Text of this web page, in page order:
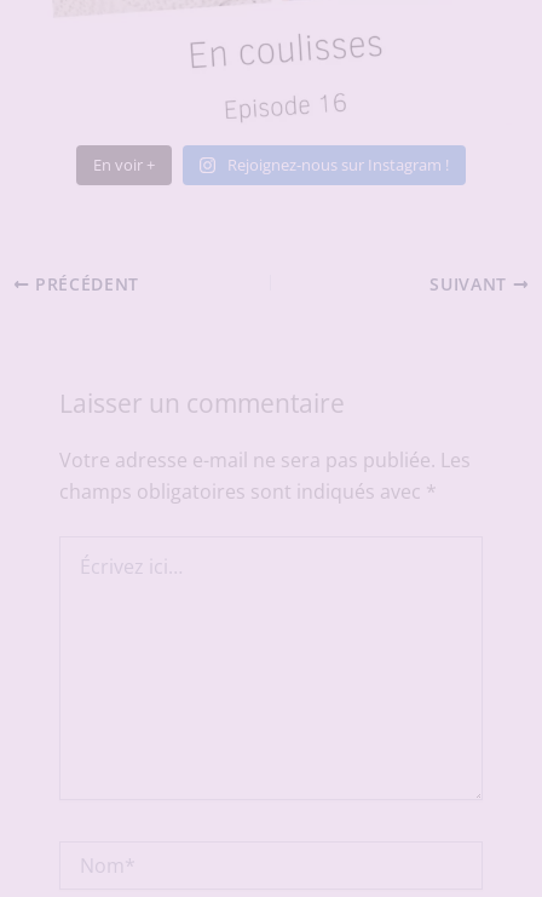
En voir + Rejoignez-nous sur Instagram !
PRÉCÉDENT SUIVANT
Laisser un commentaire
Votre adresse e-mail ne sera pas publiée. Les
champs obligatoires sont indiqués avec *
ici…